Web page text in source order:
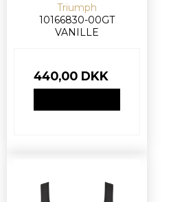
Triumph
10166830-00GT
VANILLE
440,00 DKK